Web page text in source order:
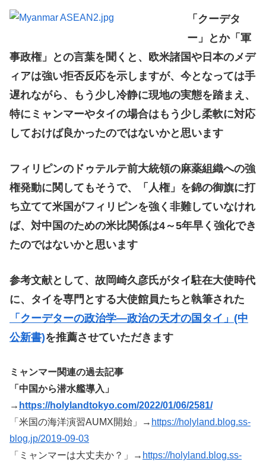
「クーデタ
ー」とか「軍
事政権」との言葉を聞くと、欧米諸国や日本のメデ
ィアは強い拒否反応を示しますが、今となっては手
遅れながら、もう少し冷静に現地の実態を踏まえ、
特にミャンマーやタイの場合はもう少し柔軟に対応
しておけば良かったのではないかと思います
フィリピンのドゥテルテ前大統領の麻薬組織への強
権発動に関してもそうで、「人権」を錦の御旗に打
ち立てて米国がフィリピンを強く非難していなけれ
ば、対中国のための米比関係は4～5年早く強化でき
たのではないかと思います
参考文献として、故岡崎久彦氏がタイ駐在大使時代
に、タイを専門とする大使館員たちと執筆された
「クーデターの政治学―政治の天才の国タイ」(中
公新書)を推薦させていただきます
ミャンマー関連の過去記事
「中国から潜水艦導入」
→ https://holylandtokyo.com/2022/01/06/2581/
「米国の海洋演習AUMX開始」→ https://holyland.blog.ss-
blog.jp/2019-09-03
「ミャンマーは大丈夫か？」→ https://holyland.blog.ss-